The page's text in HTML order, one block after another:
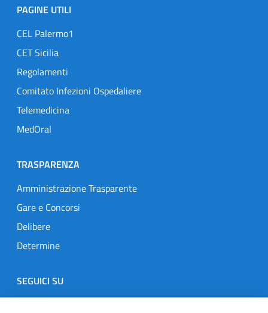
PAGINE UTILI
CEL Palermo1
CET Sicilia
Regolamenti
Comitato Infezioni Ospedaliere
Telemedicina
MedOral
TRASPARENZA
Amministrazione Trasparente
Gare e Concorsi
Delibere
Determine
SEGUICI SU
Designers Italia
TwitterInstagramYoutubeLinkedin